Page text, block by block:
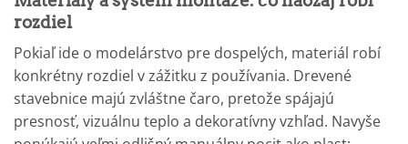
rozdiel
Pokiaľ ide o modelárstvo pre dospelých, materiál robí
konkrétny rozdiel v zážitku z používania. Drevené
stavebnice majú zvláštne čaro, pretože spájajú
presnosť, vizuálnu teplo a dekoratívny vzhľad. Navyše